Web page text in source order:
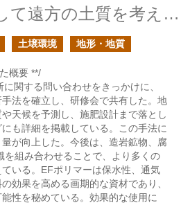
造岩鉱物に着目して遠方の土質を考える一年だった
土壌環境 地形・地質
概要 **/
関する問い合わせをきっかけに、
法を確立し、研修会で共有した。地
天候を予測し、施肥設計まで落とし
も詳細を掲載している。この手法に
が向上した。今後は、造岩鉱物、腐
を組み合わせることで、より多くの
いる。EFポリマーは保水性、通気
効果を高める画期的な資材であり、
性を秘めている。効果的な使用に